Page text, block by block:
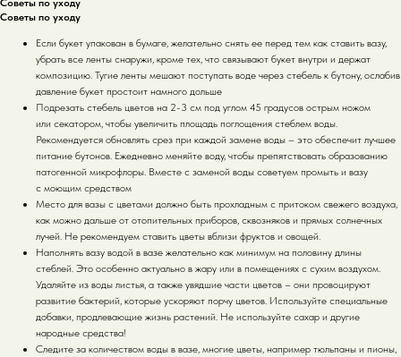
Советы по уходу
Советы по уходу
Если букет упакован в бумаге, желательно снять ее перед тем как ставить вазу,
убрать все ленты снаружи, кроме тех, что связывают букет внутри и держат
композицию. Тугие ленты мешают поступать воде через стебель к бутону, ослабив
давление букет простоит намного дольше
Подрезать стебель цветов на 2-3 см под углом 45 градусов острым ножом
или секатором, чтобы увеличить площадь поглощения стеблем воды.
Рекомендуется обновлять срез при каждой замене воды – это обеспечит лучшее
питание бутонов. Ежедневно меняйте воду, чтобы препятствовать образованию
патогенной микрофлоры. Вместе с заменой воды советуем промыть и вазу
с моющим средством
Место для вазы с цветами должно быть прохладным с притоком свежего воздуха,
как можно дальше от отопительных приборов, сквозняков и прямых солнечных
лучей. Не рекомендуем ставить цветы вблизи фруктов и овощей.
Наполнять вазу водой в вазе желательно как минимум на половину длины
стеблей. Это особенно актуально в жару или в помещениях с сухим воздухом.
Удаляйте из воды листья, а также увядшие части цветов – они провоцируют
развитие бактерий, которые ускоряют порчу цветов. Используйте специальные
добавки, продлевающие жизнь растений. Не используйте сахар и другие
народные средства!
Следите за количеством воды в вазе, многие цветы, например тюльпаны и пионы,